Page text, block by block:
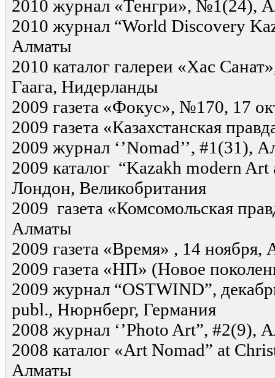
2010 журнал «Тенгри», №1(24),
2010 журнал “World Discovery
Алматы
2010 каталог галереи «Хас
Гаага, Нидерланды
2009 газета «Фокус», №170, 17
2009 газета «Казахстанская
2009 журнал ‘’Nomad’’, #1(31),
2009 каталог “Kazakh modern Art
Лондон, Великобритания
2009 газета «Комсомольская
Алматы
2009 газета «Время» , 14 ноября,
2009 газета «НП» (Новое
2009 журнал “OSTWIND”,
publ., Нюрнберг, Германия
2008 журнал ‘’Photo Art”, #2(9),
2008 каталог «Art Nomad” at
Алматы